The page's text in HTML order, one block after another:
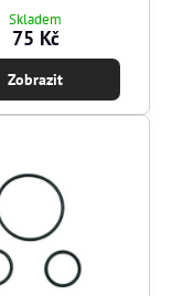
Skladem
75 Kč
Zobrazit